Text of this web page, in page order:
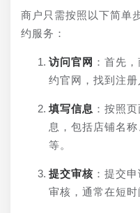
商户只需按照以下简单
约服务：
访问官网 ：首先
约官网，找到注册
填写信息 ：按照
息，包括店铺名
等。
提交审核 ：提交
审核，通常在短时